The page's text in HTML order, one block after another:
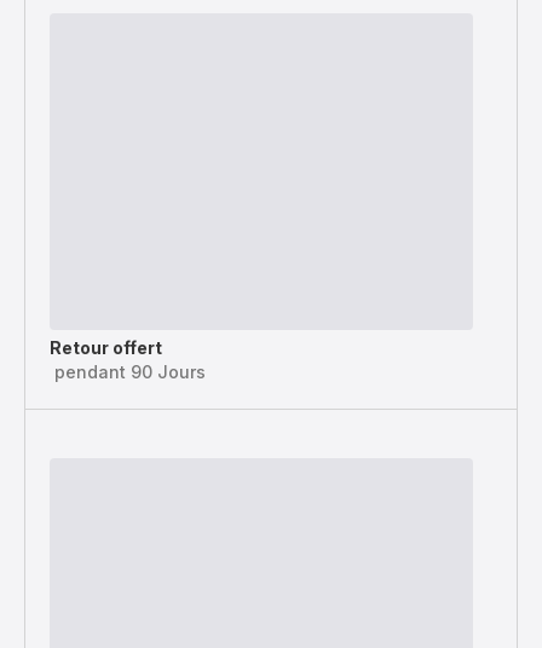
Retour offert
pendant 90 Jours